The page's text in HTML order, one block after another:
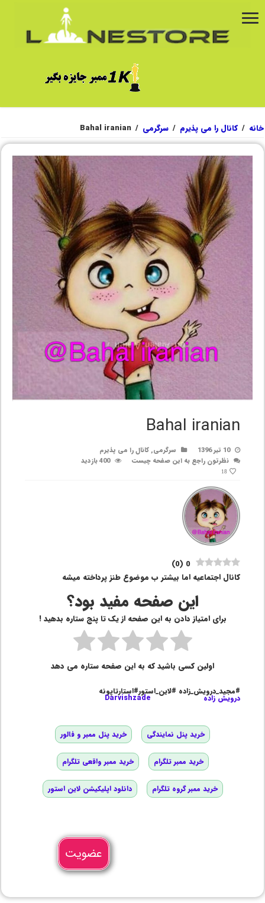
خانه / کانال را می پذیرم / سرگرمی /
Bahal iranian
Bahal iranian
10 تیر 1396 سرگرمی,کانال را می پذیرم
نظرتون راجع به این صفحه چیست
400 بازدید
18
0
(
0
)
کانال اجتماعیه اما بیشتر ب موضوع طنز پرداخته میشه
این صفحه مفید بود؟
برای امتیاز دادن به این صفحه از یک تا پنج ستاره بدهید !
اولین کسی باشید که به این صفحه ستاره می دهد
#مجید_درویش_زاده #لاین_استور#استارتاپونه
درویش زاده Darvishzade
خرید پنل نمایندگی خرید پنل ممبر و فالور
خرید ممبر تلگرام خرید ممبر واقعی تلگرام
خرید ممبر گروه تلگرام دانلود اپلیکیشن لاین استور
عضویت